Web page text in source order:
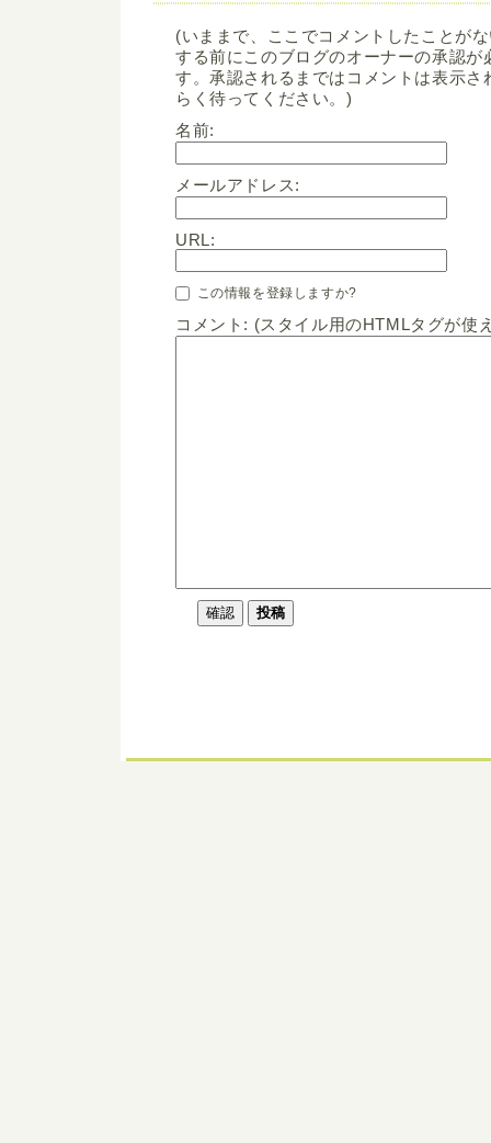
(いままで、ここでコメントしたことが
する前にこのブログのオーナーの承認が
す。承認されるまではコメントは表示さ
らく待ってください。)
名前:
メールアドレス:
URL:
この情報を登録しますか?
コメント: (スタイル用のHTMLタグが使